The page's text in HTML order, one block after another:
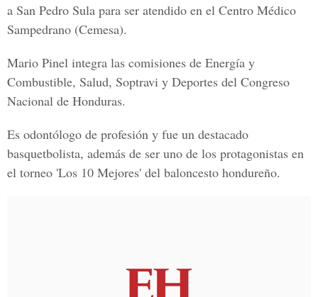
a San Pedro Sula para ser atendido en el Centro Médico
Sampedrano (Cemesa).
Mario Pinel integra las comisiones de Energía y
Combustible, Salud, Soptravi y Deportes del Congreso
Nacional de Honduras.
Es odontólogo de profesión y fue un destacado
basquetbolista, además de ser uno de los protagonistas en
el torneo 'Los 10 Mejores' del baloncesto hondureño.